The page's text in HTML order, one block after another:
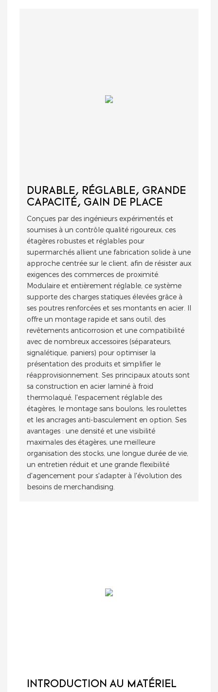
DURABLE, RÉGLABLE, GRANDE
CAPACITÉ, GAIN DE PLACE
Conçues par des ingénieurs expérimentés et
soumises à un contrôle qualité rigoureux, ces
étagères robustes et réglables pour
supermarchés allient une fabrication solide à une
approche centrée sur le client, afin de résister aux
exigences des commerces de proximité.
Modulaire et entièrement réglable, ce système
supporte des charges statiques élevées grâce à
ses poutres renforcées et ses montants en acier. Il
offre un montage rapide et sans outil, des
revêtements anticorrosion et une compatibilité
avec de nombreux accessoires (séparateurs,
signalétique, paniers) pour optimiser la
présentation des produits et simplifier le
réapprovisionnement. Ses principaux atouts sont
sa construction en acier laminé à froid
thermolaqué, l'espacement réglable des
étagères, le montage sans boulons, les roulettes
et les ancrages anti-basculement en option. Ses
avantages : une densité et une visibilité
maximales des étagères, une meilleure
organisation des stocks, une longue durée de vie,
un entretien réduit et une grande flexibilité
d'agencement pour s'adapter à l'évolution des
besoins de merchandising.
INTRODUCTION AU MATÉRIEL